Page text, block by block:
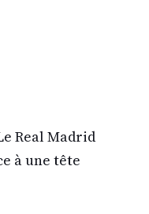
Real Madrid
à une tête